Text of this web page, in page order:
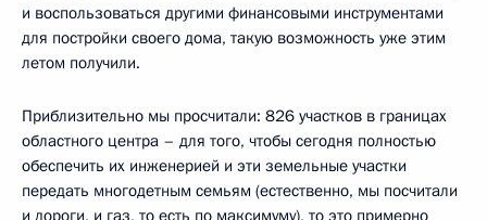
и воспользоваться другими финансовыми инструментами
для постройки своего дома, такую возможность уже этим
летом получили.
Приблизительно мы просчитали: 826 участков в границах
областного центра – для того, чтобы сегодня полностью
обеспечить их инженерией и эти земельные участки
передать многодетным семьям (естественно, мы посчитали
и дороги, и газ, то есть по максимуму), то это примерно